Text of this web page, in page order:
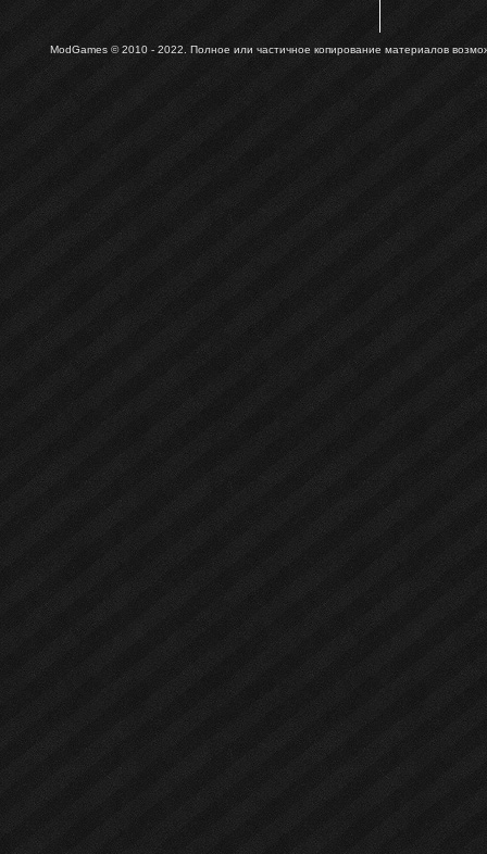
ModGames © 2010 - 2022. Полное или частичное копирование материалов